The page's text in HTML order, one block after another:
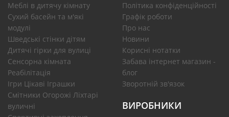
Меблі в дитячу кімнату
Сухий басейн та м'які
модулі
Шведські стінки дітям
Дитячі гірки для вулиці
Сенсорна кімната
Реабілітація
Ігри Цікаві Іграшки
Смітники Огорожі Ліхтарі
вуличні
Політика конфіденційності
Графік роботи
Про нас
Новини
Корисні нотатки
Забава інтернет магазин -
блог
Зворотній зв'язок
ВИРОБНИКИ